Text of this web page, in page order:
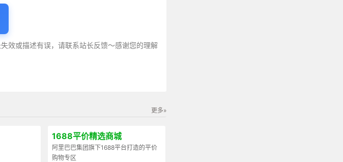
效或描述有误，请联系站长反馈～感谢您的理解
更多»
1688平价精选商城
阿里巴巴集团旗下1688平台打造的平价
购物专区